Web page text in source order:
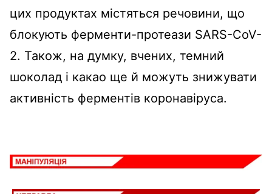
цих продуктах містяться речовини, що
блокують ферменти-протеази SARS-CoV-
2. Також, на думку, вчених, темний
шоколад і какао ще й можуть знижувати
активність ферментів коронавіруса.